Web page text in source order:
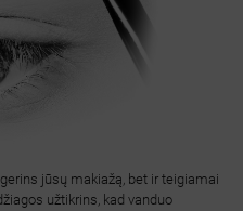
jūsų makiažą, bet ir teigiamai
užtikrins, kad vanduo